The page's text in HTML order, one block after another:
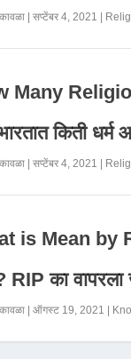
|सप्टेंबर 4, 2021
Many
किती धर्म
|सप्टेंबर 4, 2021
is Mean by
का वापरला
|ऑगस्ट 19, 2021